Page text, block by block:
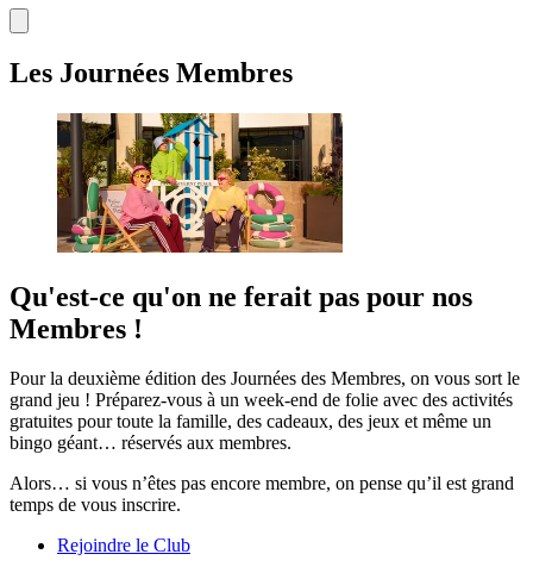
Les Journées Membres
Qu'est-ce qu'on ne ferait pas pour nos
Membres !
Pour la deuxième édition des Journées des Membres, on vous sort le
grand jeu ! Préparez-vous à un week-end de folie avec des activités
gratuites pour toute la famille, des cadeaux, des jeux et même un
bingo géant… réservés aux membres.
Alors… si vous n’êtes pas encore membre, on pense qu’il est grand
temps de vous inscrire.
Rejoindre le Club